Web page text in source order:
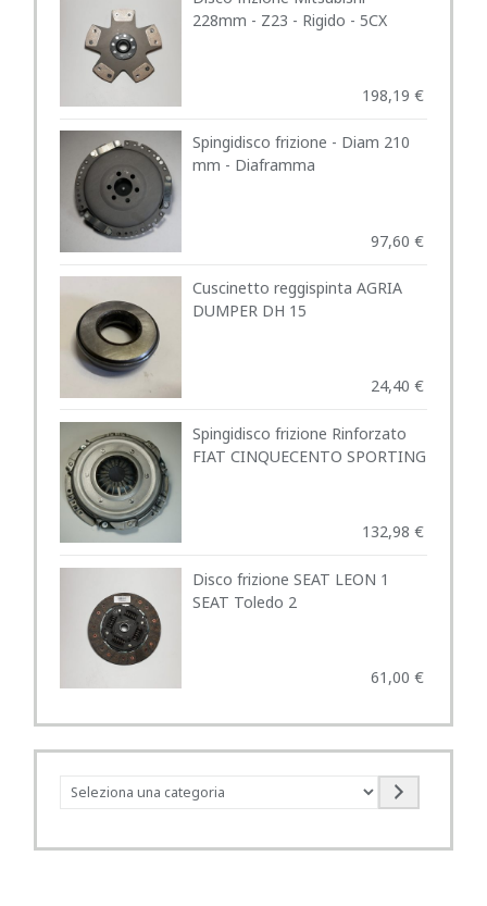
228mm - Z23 - Rigido - 5CX
198,19€
Spingidisco frizione - Diam 210
mm - Diaframma
97,60€
Cuscinetto reggispinta AGRIA
DUMPER DH 15
24,40€
Spingidisco frizione Rinforzato
FIAT CINQUECENTO SPORTING
132,98€
Disco frizione SEAT LEON 1
SEAT Toledo 2
61,00€